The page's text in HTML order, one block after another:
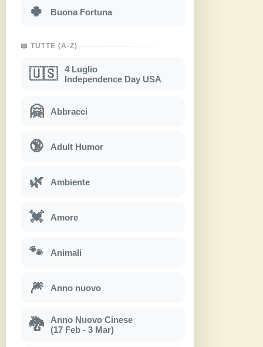
🍀 Buona Fortuna
📖 TUTTE (A-Z)
🇺🇸
4 Luglio
Independence Day USA
🤗 Abbracci
🔞 Adult Humor
🌿 Ambiente
💓 Amore
🐾 Animali
🎆 Anno nuovo
🐉
Anno Nuovo Cinese
(17 Feb - 3 Mar)